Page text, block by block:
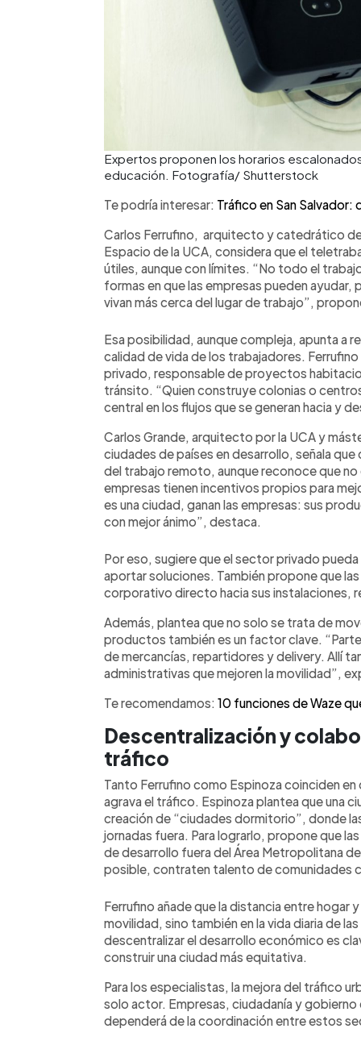
Expertos proponen los horarios
educación. Fotografía/ Shutterstock
Te podría interesar: Tráfico en San Salvador:
Carlos Ferrufino, arquitecto y catedrático
Espacio de la UCA, considera que el
útiles, aunque con límites. “No todo el
formas en que las empresas pueden
vivan más cerca del lugar de trabajo”,
Esa posibilidad, aunque compleja, apunta a
calidad de vida de los trabajadores.
privado, responsable de proyectos
tránsito. “Quien construye colonias o
central en los flujos que se generan hacia y
Carlos Grande, arquitecto por la UCA y
ciudades de países en desarrollo, señala
del trabajo remoto, aunque reconoce que no
empresas tienen incentivos propios para
es una ciudad, ganan las empresas: sus
con mejor ánimo”, destaca.
Por eso, sugiere que el sector privado
aportar soluciones. También propone que
corporativo directo hacia sus instalaciones,
Además, plantea que no solo se trata de
productos también es un factor clave.
de mercancías, repartidores y delivery. Allí
administrativas que mejoren la movilidad”,
Te recomendamos: 10 funciones de Waze
Descentralización y
tráfico
Tanto Ferrufino como Espinoza coinciden
agrava el tráfico. Espinoza plantea que una
creación de “ciudades dormitorio”, donde
jornadas fuera. Para lograrlo, propone que
de desarrollo fuera del Área Metropolitana
posible, contraten talento de comunidades
Ferrufino añade que la distancia entre hogar
movilidad, sino también en la vida diaria de
descentralizar el desarrollo económico es
construir una ciudad más equitativa.
Para los especialistas, la mejora del tráfico
solo actor. Empresas, ciudadanía y
dependerá de la coordinación entre estos